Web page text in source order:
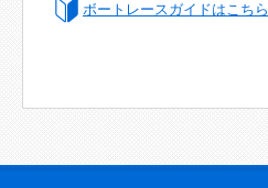
ボートレースガイドはこちら